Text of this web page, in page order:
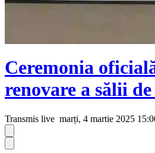
Ceremonia
renovare a sălii
Transmis live marți, 4 martie 2025